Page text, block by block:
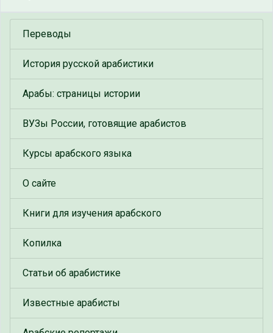
Переводы
История русской арабистики
Арабы: страницы истории
ВУЗы России, готовящие арабистов
Курсы арабского языка
О сайте
Книги для изучения арабского
Копилка
Статьи об арабистике
Известные арабисты